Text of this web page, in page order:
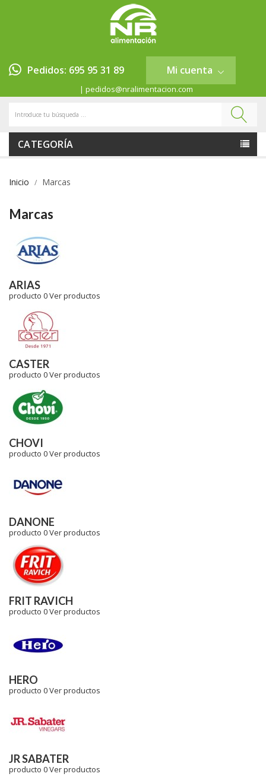
Mi cuenta
Pedidos: 695 95 31 89
| pedidos@nralimentacion.com
CATEGORÍA
Inicio Marcas
Marcas
ARIAS
producto 0Ver productos
CASTER
producto 0Ver productos
CHOVI
producto 0Ver productos
DANONE
producto 0Ver productos
FRIT RAVICH
producto 0Ver productos
HERO
producto 0Ver productos
JR SABATER
producto 0Ver productos